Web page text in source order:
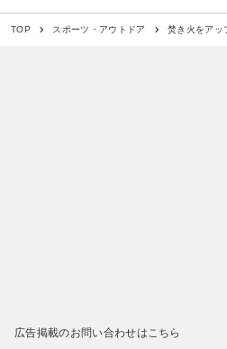
TOP スポーツ・アウトドア 焚き火をアッ
広告掲載のお問い合わせはこちら